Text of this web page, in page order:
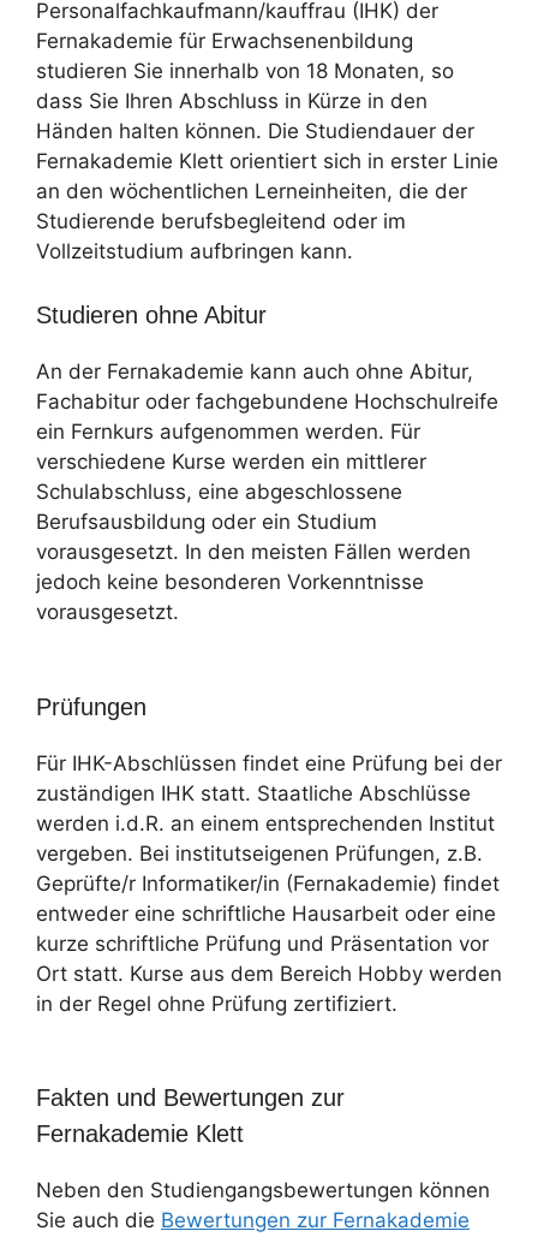
Personalfachkaufmann/kauffrau (IHK) der
Fernakademie für Erwachsenenbildung
studieren Sie innerhalb von 18 Monaten, so
dass Sie Ihren Abschluss in Kürze in den
Händen halten können. Die Studiendauer der
Fernakademie Klett orientiert sich in erster Linie
an den wöchentlichen Lerneinheiten, die der
Studierende berufsbegleitend oder im
Vollzeitstudium aufbringen kann.
Studieren ohne Abitur
An der Fernakademie kann auch ohne Abitur,
Fachabitur oder fachgebundene Hochschulreife
ein Fernkurs aufgenommen werden. Für
verschiedene Kurse werden ein mittlerer
Schulabschluss, eine abgeschlossene
Berufsausbildung oder ein Studium
vorausgesetzt. In den meisten Fällen werden
jedoch keine besonderen Vorkenntnisse
vorausgesetzt.
Prüfungen
Für IHK-Abschlüssen findet eine Prüfung bei der
zuständigen IHK statt. Staatliche Abschlüsse
werden i.d.R. an einem entsprechenden Institut
vergeben. Bei institutseigenen Prüfungen, z.B.
Geprüfte/r Informatiker/in (Fernakademie) findet
entweder eine schriftliche Hausarbeit oder eine
kurze schriftliche Prüfung und Präsentation vor
Ort statt. Kurse aus dem Bereich Hobby werden
in der Regel ohne Prüfung zertifiziert.
Fakten und Bewertungen zur
Fernakademie Klett
Neben den Studiengangsbewertungen können
Sie auch die Bewertungen zur Fernakademie